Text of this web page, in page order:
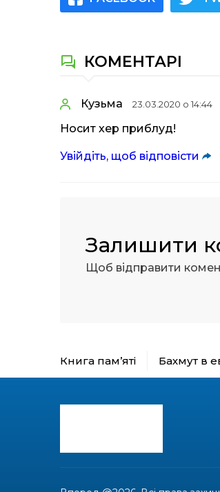
КОМЕНТАРІ
Кузьма 23.03.2020 о 14:44
Носит хер приблуд!
Увійдіть, щоб відповісти
Залишити
Щоб відправити
Книга пам’яті Бахмут в